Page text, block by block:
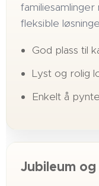
fleksible
God plass til
Lyst og rolig
Enkelt å
Jubileum